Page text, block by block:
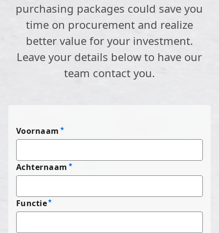
purchasing packages could save you
time on procurement and realize
better value for your investment.
Leave your details below to have our
team contact you.
Voornaam
Achternaam
Functie